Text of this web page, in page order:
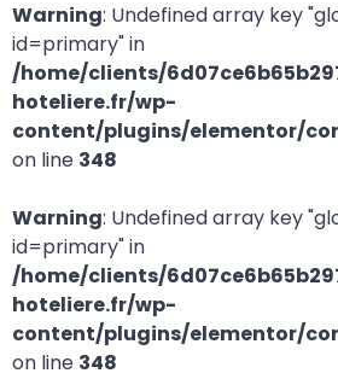
Warning: Undefined array key
id=primary" in
/home/clients/
hoteliere.fr/wp-
content/plugins/elementor/
on line 348
Warning: Undefined array key
id=primary" in
/home/clients/
hoteliere.fr/wp-
content/plugins/elementor/
on line 348